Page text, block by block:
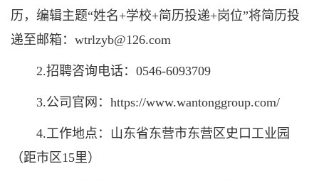
历，编辑主题“姓名+学校+简历投递+岗位”将简历投
递至邮箱：wtrlzyb@126.com
2.招聘咨询电话：0546-6093709
3.公司官网：https://www.wantonggroup.com/
4.工作地点：山东省东营市东营区史口工业园
（距市区15里）